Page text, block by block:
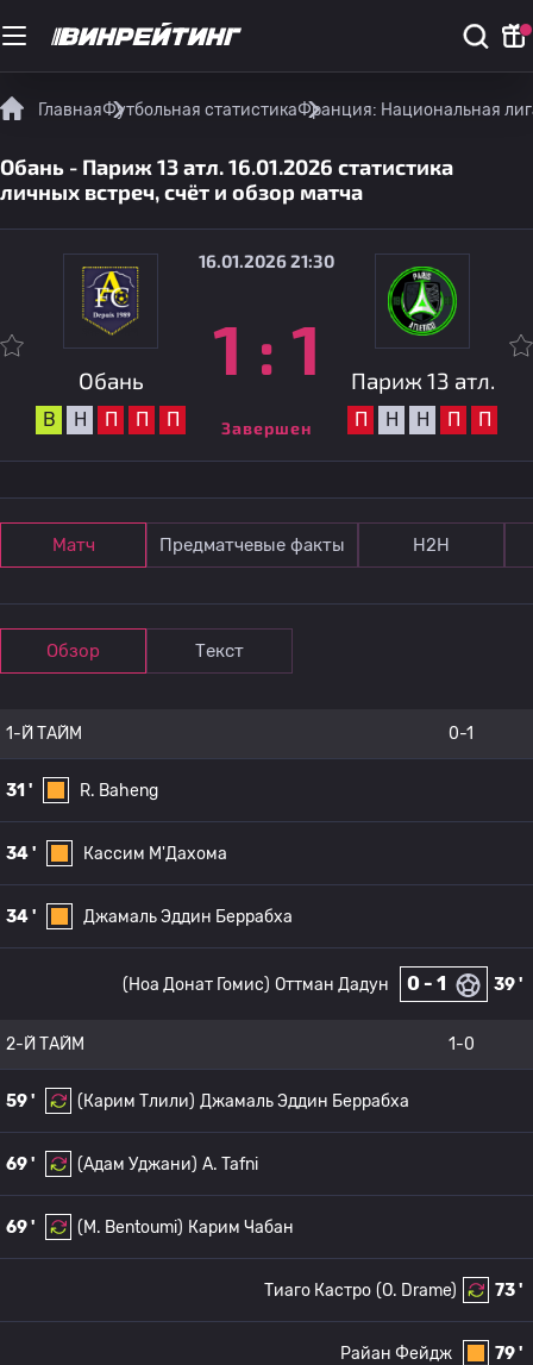
ГлавнаяФутбольная статистикаФранция: Национальная
Обань - Париж 13 атл. 16.01.2026 статистика
личных встреч, счёт и обзор матча
Обань
В Н П П П
16.01.2026 21:30
1 : 1
Завершен
Париж 13 атл.
П Н Н П П
Матч Предматчевые факты Н2Н
Обзор Текст
1-Й ТАЙМ 0-1
31 ' R. Baheng
34 ' Кассим М'Дахома
34 ' Джамаль Эддин Беррабха
39 '
0 - 1
Оттман Дадун
(Ноа Донат Гомис)
2-Й ТАЙМ 1-0
59 ' (Карим Тлили) Джамаль Эддин Беррабха
69 ' (Адам Уджани) A. Tafni
69 ' (M. Bentoumi) Карим Чабан
73 '
(O. Drame)
Тиаго Кастро
79 '
Райан Фейдж